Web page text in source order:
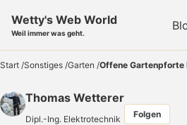
Wetty's Web World
Weil immer was geht.
Start /Sonstiges /Garten /Offene Gartenpforte
Thomas Wetterer
Dipl.-Ing. Elektrotechnik Folgen